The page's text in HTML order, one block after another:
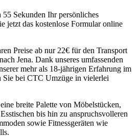
Sekunden Ihr persönliches
jetzt das kostenlose Formular online
Preise ab nur 22€ für den Transport
Jena. Dank unseres umfassenden
mehr als 18-jährigen Erfahrung im
Sie bei CTC Umzüge in vielerlei
breite Palette von Möbelstücken,
bis hin zu anspruchsvolleren
sowie Fitnessgeräten wie